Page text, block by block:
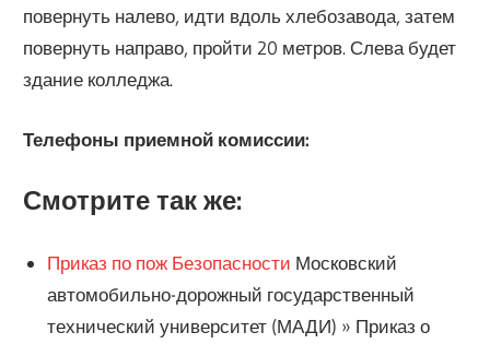
повернуть налево, идти вдоль хлебозавода, затем
повернуть направо, пройти 20 метров. Слева будет
здание колледжа.
Телефоны приемной комиссии:
Смотрите так же:
Приказ по пож Безопасности Московский
автомобильно-дорожный государственный
технический университет (МАДИ) » Приказ о